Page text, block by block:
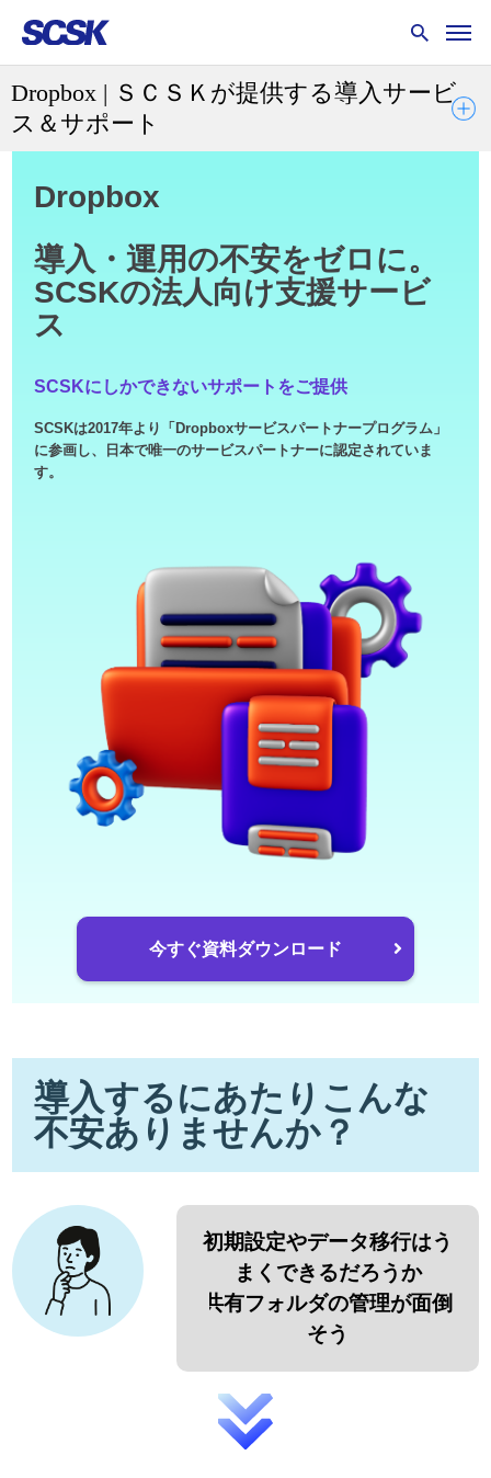
Dropbox | ＳＣＳＫが提供する導入サービ
ス＆サポート
Dropbox
導入・運用の不安をゼロに。
SCSKの法人向け支援サービ
ス
SCSKにしかできないサポートをご提供
SCSKは2017年より「Dropboxサービスパートナープログラム」
に参画し、日本で唯一のサービスパートナーに認定されていま
す。
今すぐ資料ダウンロード
導入するにあたりこんな
不安ありませんか？
初期設定やデータ移行はう
まくできるだろうか
共有フォルダの管理が面倒
そう